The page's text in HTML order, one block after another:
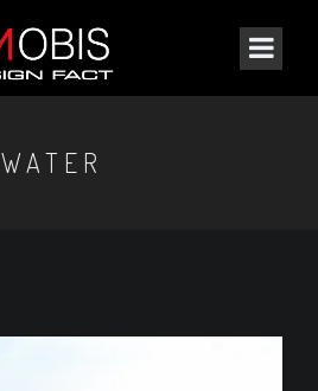
WATER